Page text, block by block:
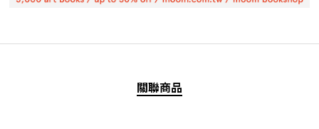
關聯商品